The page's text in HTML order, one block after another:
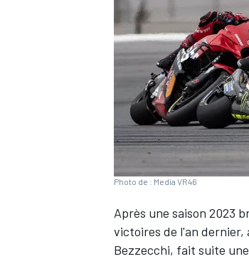
WEC
Photo de : Media VR46
Après une saison 2023
victoires de l'an dernier,
Bezzecchi, fait suite